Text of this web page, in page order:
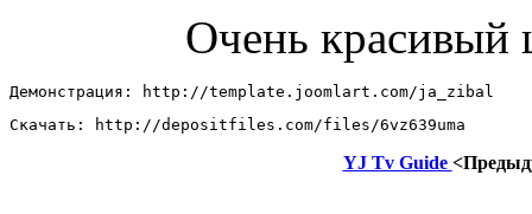
Очень
Демонстрация: http://template.joomlart.com/ja_zibal
Скачать: http://depositfiles.com/files/6vz639uma
YJ Tv Guide